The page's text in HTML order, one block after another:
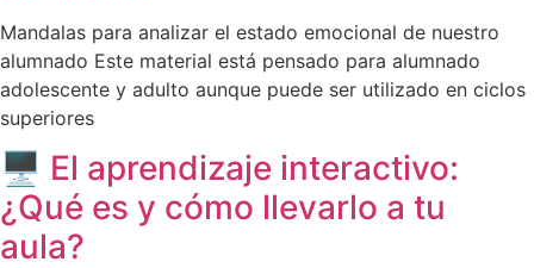
Mandalas para analizar el estado emocional de nuestro
alumnado Este material está pensado para alumnado
adolescente y adulto aunque puede ser utilizado en ciclos
superiores
🖥️ El aprendizaje interactivo:
¿Qué es y cómo llevarlo a tu
aula?